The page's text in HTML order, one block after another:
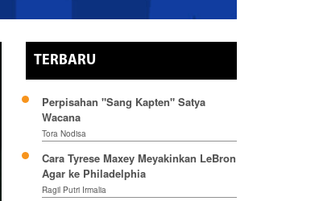
TERBARU
Perpisahan "Sang Kapten" Satya
Wacana
Tora Nodisa
Cara Tyrese Maxey Meyakinkan LeBron
Agar ke Philadelphia
Ragil Putri Irmalia